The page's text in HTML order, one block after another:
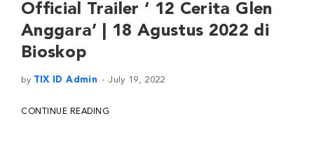
Official Trailer ‘ 12 Cerita Glen
Anggara’ | 18 Agustus 2022 di
Bioskop
by TIX ID Admin July 19, 2022
CONTINUE READING